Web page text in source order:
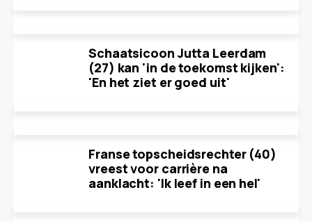
Schaatsicoon Jutta Leerdam
(27) kan 'in de toekomst kijken':
'En het ziet er goed uit'
Franse topscheidsrechter (40)
vreest voor carrière na
aanklacht: 'Ik leef in een hel'